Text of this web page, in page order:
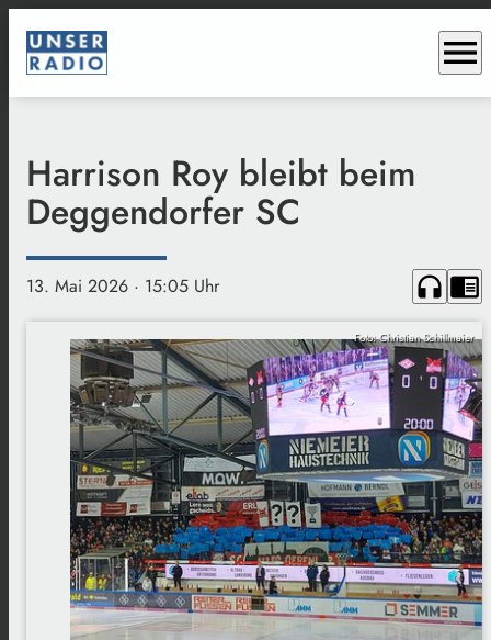
menu
Harrison Roy bleibt beim
Deggendorfer SC
13. Mai 2026 · 15:05 Uhr headphones chrome_reader_mode
Foto: Christian Schillmaier